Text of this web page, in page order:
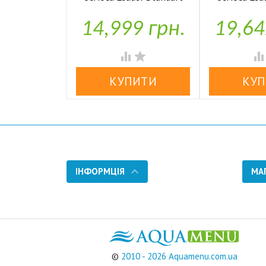
У наявності
14,999 грн.
 
У

ІНФОРМЦІЯ
© 2010 - 2026 Aquamenu.com.ua